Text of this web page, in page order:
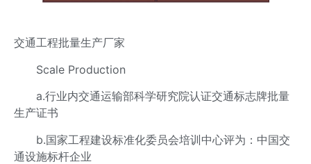
交通工程批量生产厂家
Scale Production
a.行业内交通运输部科学研究院认证交通标志牌批量
生产证书
b.国家工程建设标准化委员会培训中心评为：中国交
通设施标杆企业